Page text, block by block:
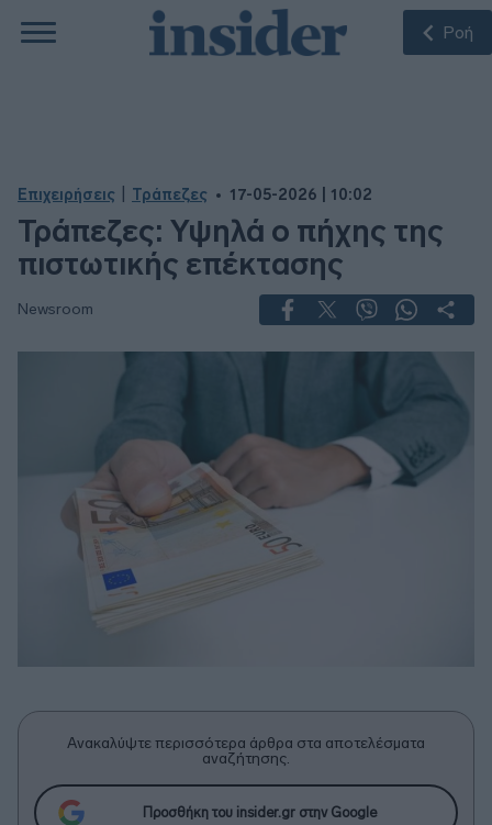
Ροή
Επιχειρήσεις Τράπεζες 17-05-2026 | 10:02
Τράπεζες: Υψηλά ο πήχης της
πιστωτικής επέκτασης
Newsroom
Ανακαλύψτε περισσότερα άρθρα στα αποτελέσματα
αναζήτησης.
Προσθήκη του insider.gr στην Google